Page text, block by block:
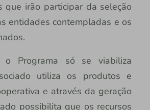
que irão participar da seleção
entidades contempladas e os
o Programa só se viabiliza
utiliza os produtos e
e através da geração
possibilita que os recursos